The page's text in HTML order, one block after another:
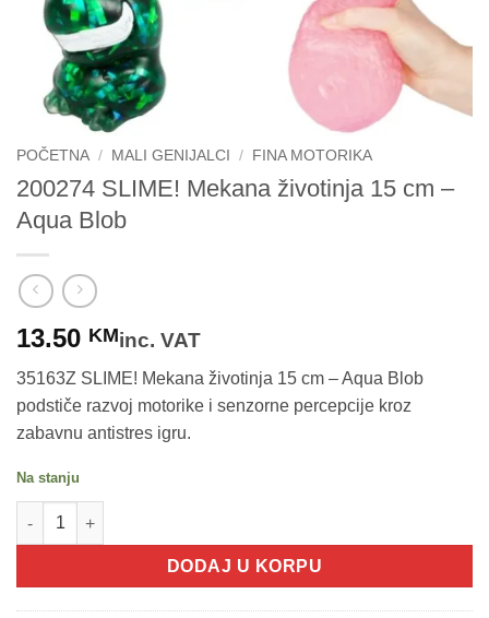
POČETNA / MALI GENIJALCI / FINA MOTORIKA
200274 SLIME! Mekana životinja 15 cm –
Aqua Blob
13.50 KMinc. VAT
35163Z SLIME! Mekana životinja 15 cm – Aqua Blob
podstiče razvoj motorike i senzorne percepcije kroz
zabavnu antistres igru.
Na stanju
200274 SLIME! Mekana životinja 15 cm - Aqua Blob količina
DODAJ U KORPU